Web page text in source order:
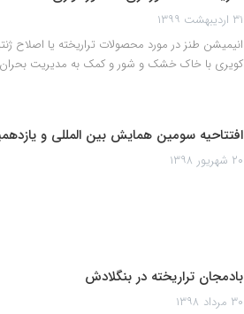
۳۱ اردیبهشت ۱۳۹۹
انیمیشن طنز در مورد محصولات تراریخته یا اصلاح
کویری با خاک خشک و شور و کمک به مدیریت بحران
افتتاحیه سومین همایش بین المللی و
۲۰ شهریور ۱۳۹۸
بادمجان تراریخته در بنگلادش
۳۰ مرداد ۱۳۹۸